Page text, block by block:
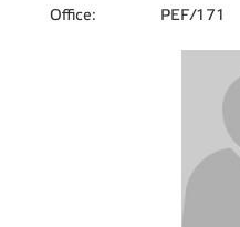
Office:
PEF/171